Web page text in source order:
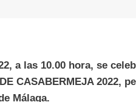
a las 10.00 hora, se
CASABERMEJA 2022,
Málaga.